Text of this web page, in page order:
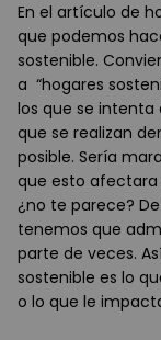
En el artículo de
que podemos
sostenible.
a “hogares
los que se
que se realizan
posible. Sería
que esto
¿no te parece?
tenemos que
parte de veces.
sostenible es lo
o lo que le